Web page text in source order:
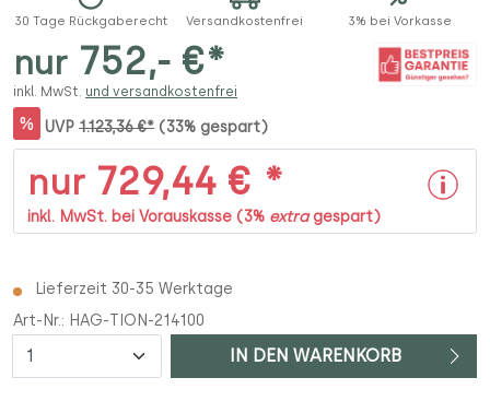
30 Tage Rückgaberecht Versandkostenfrei 3% bei Vorkasse
nur 752,- €*
inkl. MwSt. und versandkostenfrei
% UVP 1.123,36 €* (33% gespart)
nur 729,44 € *
inkl. MwSt. bei Vorauskasse (3% extragespart)
Lieferzeit 30-35 Werktage
Art-Nr.: HAG-TION-214100
Anzahl IN DEN WARENKORB